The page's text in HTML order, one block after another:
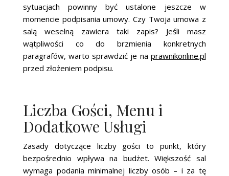
sytuacjach powinny być ustalone jeszcze w
momencie podpisania umowy. Czy Twoja umowa z
salą weselną zawiera taki zapis? Jeśli masz
wątpliwości co do brzmienia konkretnych
paragrafów, warto sprawdzić je na prawnikonline.pl
przed złożeniem podpisu.
Liczba Gości, Menu i
Dodatkowe Usługi
Zasady dotyczące liczby gości to punkt, który
bezpośrednio wpływa na budżet. Większość sal
wymaga podania minimalnej liczby osób – i za tę